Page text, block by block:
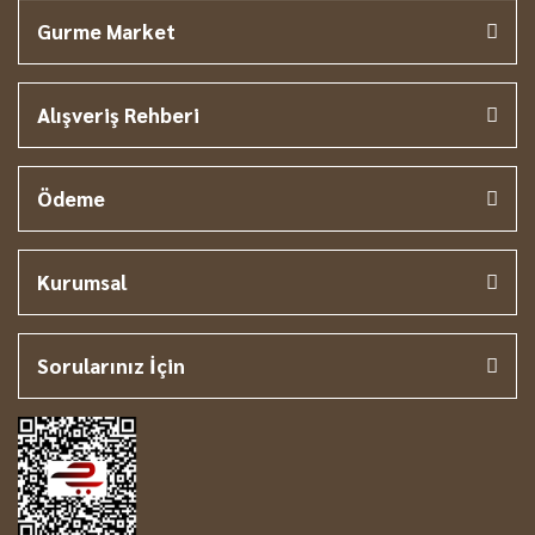
Gurme Market
Alışveriş Rehberi
Ödeme
Kurumsal
Sorularınız İçin